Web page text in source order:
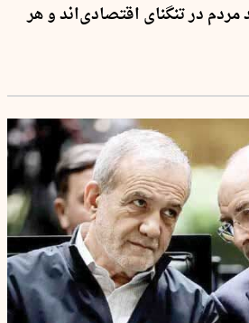
۹۵ درصد مردم در تنگنای اقتصادی‌اند و هر